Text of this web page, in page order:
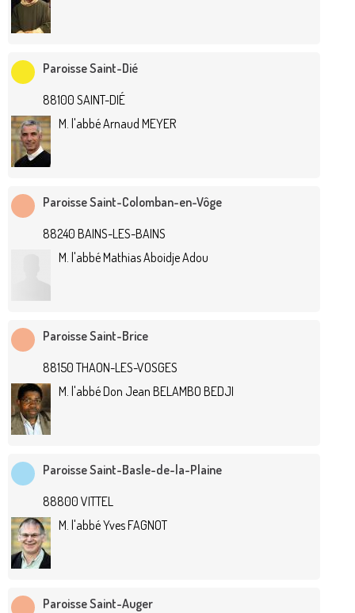
Paroisse Saint-Dié
88100 SAINT-DIÉ
M. l'abbé Arnaud MEYER
Paroisse Saint-Colomban-en-Vôge
88240 BAINS-LES-BAINS
M. l'abbé Mathias Aboidje Adou
Paroisse Saint-Brice
88150 THAON-LES-VOSGES
M. l'abbé Don Jean BELAMBO BEDJI
Paroisse Saint-Basle-de-la-Plaine
88800 VITTEL
M. l'abbé Yves FAGNOT
Paroisse Saint-Auger